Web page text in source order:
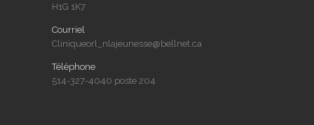
H1G 1K7
Courriel
Cliniqueorl_nlajeunesse@bellnet.ca
Téléphone
514-327-4040 poste 204